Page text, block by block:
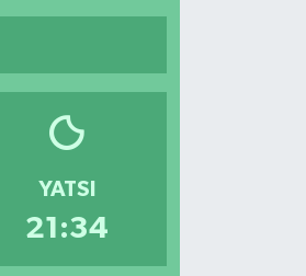
YATSI
21:34